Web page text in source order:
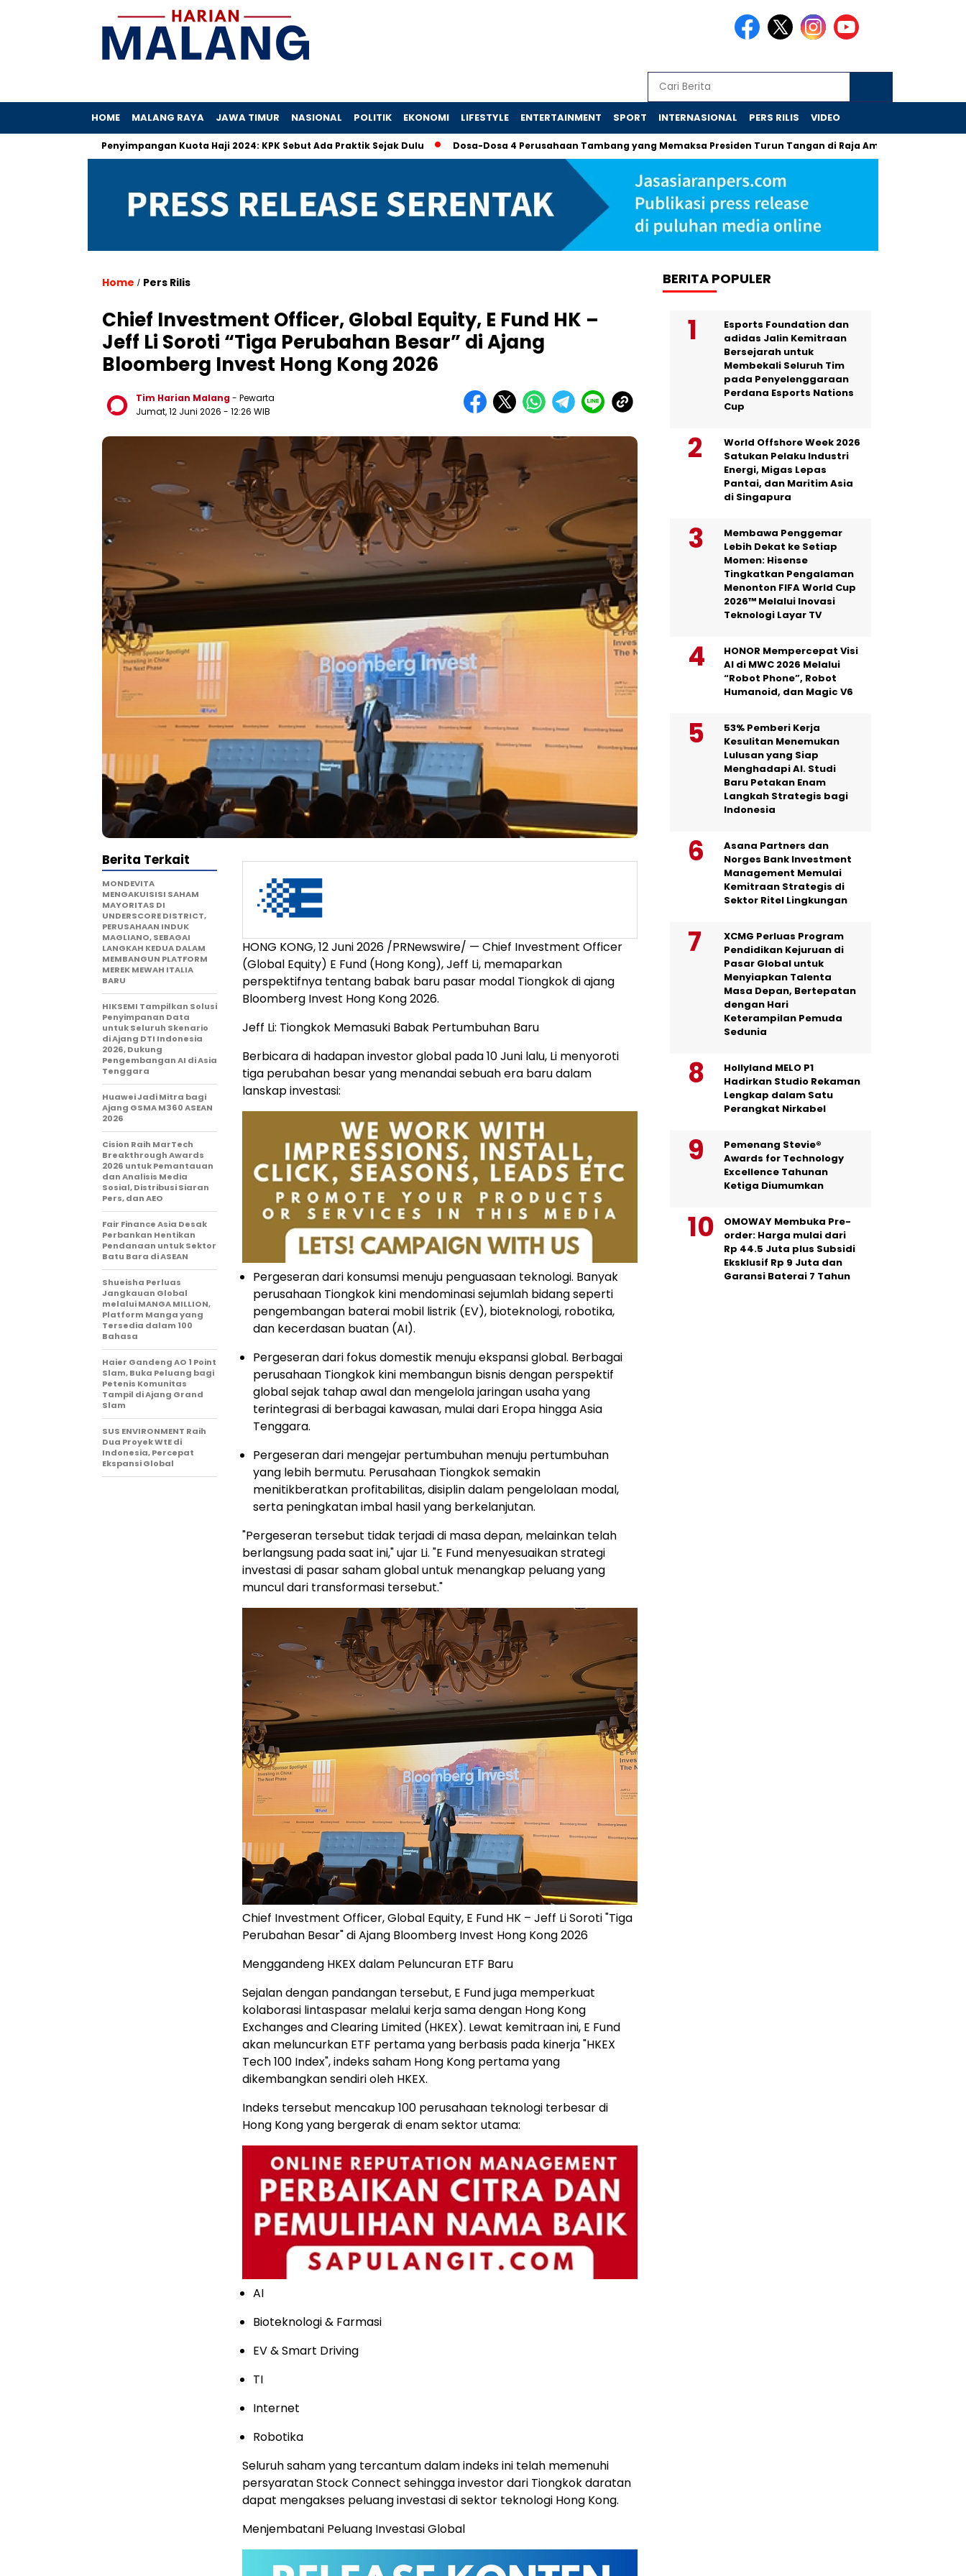
HOME MALANG RAYA JAWA TIMUR NASIONAL POLITIK EKONOMI LIFESTYLE ENTERTAINMENT SPORT INTERNASIONAL PERS RILIS VIDEO
Penyimpangan Kuota Haji 2024: KPK Sebut Ada Praktik Sejak Dulu Dosa-Dosa 4 Perusahaan Tambang yang Memaksa Presiden Turun Tangan di Raja Ampat Jejak Skandal
Home / Pers Rilis
Chief Investment Officer, Global Equity, E Fund HK –
Jeff Li Soroti “Tiga Perubahan Besar” di Ajang
Bloomberg Invest Hong Kong 2026
Tim Harian Malang- Pewarta
Jumat, 12 Juni 2026 - 12:26 WIB
HONG KONG, 12 Juni 2026 /PRNewswire/ — Chief Investment Officer
(Global Equity) E Fund (Hong Kong), Jeff Li, memaparkan
perspektifnya tentang babak baru pasar modal Tiongkok di ajang
Bloomberg Invest Hong Kong 2026.
Jeff Li: Tiongkok Memasuki Babak Pertumbuhan Baru
Berbicara di hadapan investor global pada 10 Juni lalu, Li menyoroti
tiga perubahan besar yang menandai sebuah era baru dalam
lanskap investasi:
Pergeseran dari konsumsi menuju penguasaan teknologi. Banyak
perusahaan Tiongkok kini mendominasi sejumlah bidang seperti
pengembangan baterai mobil listrik (EV), bioteknologi, robotika,
dan kecerdasan buatan (AI).
Pergeseran dari fokus domestik menuju ekspansi global. Berbagai
perusahaan Tiongkok kini membangun bisnis dengan perspektif
global sejak tahap awal dan mengelola jaringan usaha yang
terintegrasi di berbagai kawasan, mulai dari Eropa hingga Asia
Tenggara.
Pergeseran dari mengejar pertumbuhan menuju pertumbuhan
yang lebih bermutu. Perusahaan Tiongkok semakin
menitikberatkan profitabilitas, disiplin dalam pengelolaan modal,
serta peningkatan imbal hasil yang berkelanjutan.
"Pergeseran tersebut tidak terjadi di masa depan, melainkan telah
berlangsung pada saat ini," ujar Li. "E Fund menyesuaikan strategi
investasi di pasar saham global untuk menangkap peluang yang
muncul dari transformasi tersebut."
Chief Investment Officer, Global Equity, E Fund HK – Jeff Li Soroti "Tiga
Perubahan Besar" di Ajang Bloomberg Invest Hong Kong 2026
Menggandeng HKEX dalam Peluncuran ETF Baru
Sejalan dengan pandangan tersebut, E Fund juga memperkuat
kolaborasi lintaspasar melalui kerja sama dengan Hong Kong
Exchanges and Clearing Limited (HKEX). Lewat kemitraan ini, E Fund
akan meluncurkan ETF pertama yang berbasis pada kinerja "HKEX
Tech 100 Index", indeks saham Hong Kong pertama yang
dikembangkan sendiri oleh HKEX.
Indeks tersebut mencakup 100 perusahaan teknologi terbesar di
Hong Kong yang bergerak di enam sektor utama:
AI
Bioteknologi & Farmasi
EV & Smart Driving
TI
Internet
Robotika
Seluruh saham yang tercantum dalam indeks ini telah memenuhi
persyaratan Stock Connect sehingga investor dari Tiongkok daratan
dapat mengakses peluang investasi di sektor teknologi Hong Kong.
Menjembatani Peluang Investasi Global
Berita Terkait
MONDEVITA
MENGAKUISISI SAHAM
MAYORITAS DI
UNDERSCORE DISTRICT,
PERUSAHAAN INDUK
MAGLIANO, SEBAGAI
LANGKAH KEDUA DALAM
MEMBANGUN PLATFORM
MEREK MEWAH ITALIA
BARU
HIKSEMI Tampilkan Solusi
Penyimpanan Data
untuk Seluruh Skenario
di Ajang DTI Indonesia
2026, Dukung
Pengembangan AI di Asia
Tenggara
Huawei Jadi Mitra bagi
Ajang GSMA M360 ASEAN
2026
Cision Raih MarTech
Breakthrough Awards
2026 untuk Pemantauan
dan Analisis Media
Sosial, Distribusi Siaran
Pers, dan AEO
Fair Finance Asia Desak
Perbankan Hentikan
Pendanaan untuk Sektor
Batu Bara di ASEAN
Shueisha Perluas
Jangkauan Global
melalui MANGA MILLION,
Platform Manga yang
Tersedia dalam 100
Bahasa
Haier Gandeng AO 1 Point
Slam, Buka Peluang bagi
Petenis Komunitas
Tampil di Ajang Grand
Slam
SUS ENVIRONMENT Raih
Dua Proyek WtE di
Indonesia, Percepat
Ekspansi Global
BERITA POPULER
Esports Foundation dan
adidas Jalin Kemitraan
Bersejarah untuk
Membekali Seluruh Tim
pada Penyelenggaraan
Perdana Esports Nations
Cup
World Offshore Week 2026
Satukan Pelaku Industri
Energi, Migas Lepas
Pantai, dan Maritim Asia
di Singapura
Membawa Penggemar
Lebih Dekat ke Setiap
Momen: Hisense
Tingkatkan Pengalaman
Menonton FIFA World Cup
2026™ Melalui Inovasi
Teknologi Layar TV
HONOR Mempercepat Visi
AI di MWC 2026 Melalui
“Robot Phone”, Robot
Humanoid, dan Magic V6
53% Pemberi Kerja
Kesulitan Menemukan
Lulusan yang Siap
Menghadapi AI. Studi
Baru Petakan Enam
Langkah Strategis bagi
Indonesia
Asana Partners dan
Norges Bank Investment
Management Memulai
Kemitraan Strategis di
Sektor Ritel Lingkungan
XCMG Perluas Program
Pendidikan Kejuruan di
Pasar Global untuk
Menyiapkan Talenta
Masa Depan, Bertepatan
dengan Hari
Keterampilan Pemuda
Sedunia
Hollyland MELO P1
Hadirkan Studio Rekaman
Lengkap dalam Satu
Perangkat Nirkabel
Pemenang Stevie®
Awards for Technology
Excellence Tahunan
Ketiga Diumumkan
OMOWAY Membuka Pre-
order: Harga mulai dari
Rp 44.5 Juta plus Subsidi
Eksklusif Rp 9 Juta dan
Garansi Baterai 7 Tahun